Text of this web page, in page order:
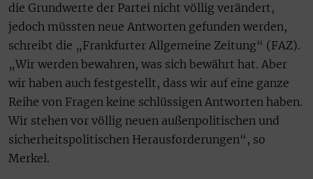
die Grundwerte der Partei nicht völlig verändert,
jedoch müssten neue Antworten gefunden werden,
schreibt die „Frankfurter Allgemeine Zeitung“ (FAZ).
„Wir werden bewahren, was sich bewährt hat. Aber
wir haben auch festgestellt, dass wir auf eine ganze
Reihe von Fragen keine schlüssigen Antworten haben.
Wir stehen vor völlig neuen außenpolitischen und
sicherheitspolitischen Herausforderungen“, so
Merkel.